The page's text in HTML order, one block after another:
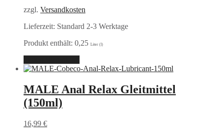
zzgl. Versandkosten
Lieferzeit: Standard 2-3 Werktage
Produkt enthält: 0,25 Liter (l)
MALE Anal Relax Gleitmittel
(150ml)
16,99 €